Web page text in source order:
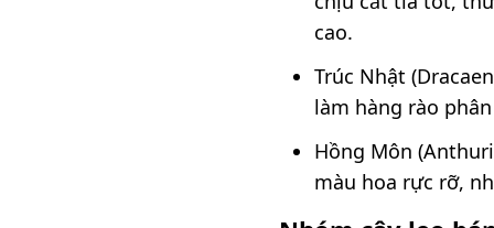
cao.
Trúc Nhật
làm hàng rào
Hồng Môn
màu hoa rực rỡ,